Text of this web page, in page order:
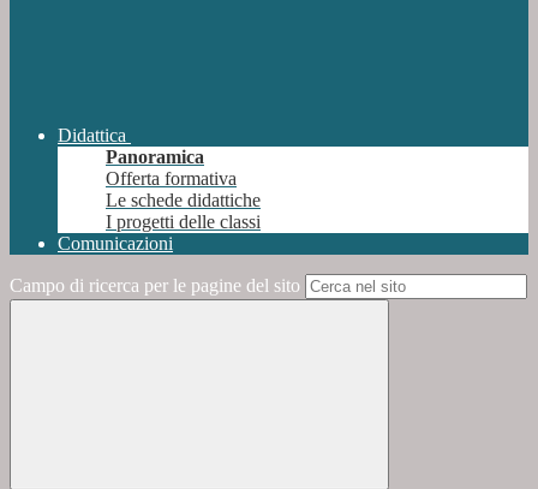
Didattica
Panoramica
Offerta formativa
Le schede didattiche
I progetti delle classi
Comunicazioni
Campo di ricerca per le pagine del sito